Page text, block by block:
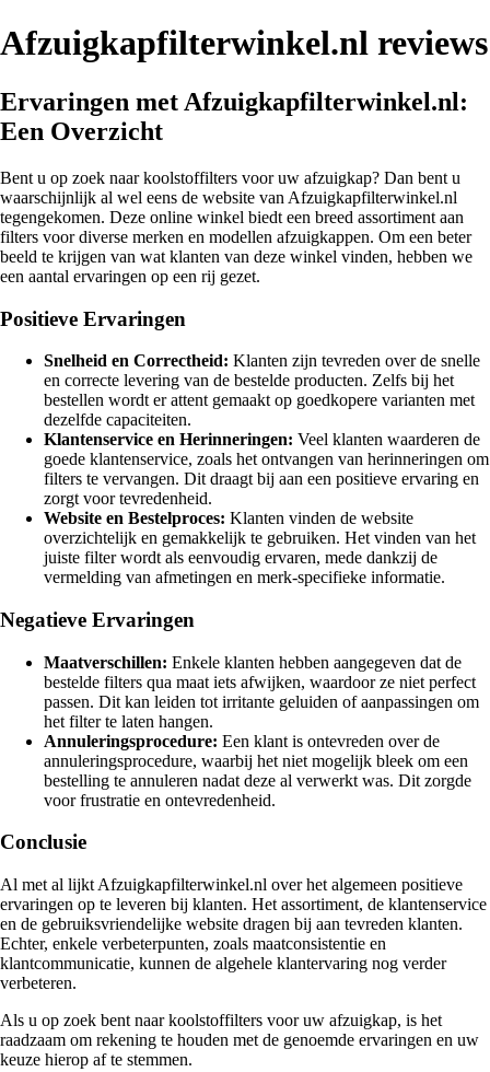
Afzuigkapfilterwinkel.nl reviews
Ervaringen met Afzuigkapfilterwinkel.nl:
Een Overzicht
Bent u op zoek naar koolstoffilters voor uw afzuigkap? Dan bent u
waarschijnlijk al wel eens de website van Afzuigkapfilterwinkel.nl
tegengekomen. Deze online winkel biedt een breed assortiment aan
filters voor diverse merken en modellen afzuigkappen. Om een beter
beeld te krijgen van wat klanten van deze winkel vinden, hebben we
een aantal ervaringen op een rij gezet.
Positieve Ervaringen
Snelheid en Correctheid: Klanten zijn tevreden over de snelle
en correcte levering van de bestelde producten. Zelfs bij het
bestellen wordt er attent gemaakt op goedkopere varianten met
dezelfde capaciteiten.
Klantenservice en Herinneringen: Veel klanten waarderen de
goede klantenservice, zoals het ontvangen van herinneringen om
filters te vervangen. Dit draagt bij aan een positieve ervaring en
zorgt voor tevredenheid.
Website en Bestelproces: Klanten vinden de website
overzichtelijk en gemakkelijk te gebruiken. Het vinden van het
juiste filter wordt als eenvoudig ervaren, mede dankzij de
vermelding van afmetingen en merk-specifieke informatie.
Negatieve Ervaringen
Maatverschillen: Enkele klanten hebben aangegeven dat de
bestelde filters qua maat iets afwijken, waardoor ze niet perfect
passen. Dit kan leiden tot irritante geluiden of aanpassingen om
het filter te laten hangen.
Annuleringsprocedure: Een klant is ontevreden over de
annuleringsprocedure, waarbij het niet mogelijk bleek om een
bestelling te annuleren nadat deze al verwerkt was. Dit zorgde
voor frustratie en ontevredenheid.
Conclusie
Al met al lijkt Afzuigkapfilterwinkel.nl over het algemeen positieve
ervaringen op te leveren bij klanten. Het assortiment, de klantenservice
en de gebruiksvriendelijke website dragen bij aan tevreden klanten.
Echter, enkele verbeterpunten, zoals maatconsistentie en
klantcommunicatie, kunnen de algehele klantervaring nog verder
verbeteren.
Als u op zoek bent naar koolstoffilters voor uw afzuigkap, is het
raadzaam om rekening te houden met de genoemde ervaringen en uw
keuze hierop af te stemmen.